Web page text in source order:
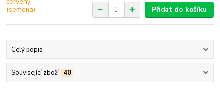
Přidat do košíku
Celý popis
Související zboží 40